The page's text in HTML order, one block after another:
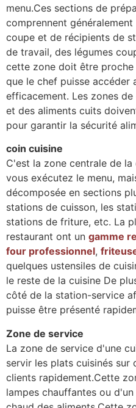
menu.Ces sections de
comprennent
coupe et de récipients de
de travail, des légumes
cette zone doit être
que le chef puisse accéder
efficacement. Les zones
et des aliments cuits
pour garantir la sécurité
coin cuisine
C'est la zone centrale de
vous exécutez le menu,
décomposée en sections
stations de cuisson, les
stations de friture, etc. La
restaurant ont un gamme
four professionnel,
quelques ustensiles de
le reste de la cuisine De
côté de la station-service
puisse être présenté
Zone de service
La zone de service d'une
servir les plats cuisinés sur
clients rapidement.Cette
lampes chauffantes ou